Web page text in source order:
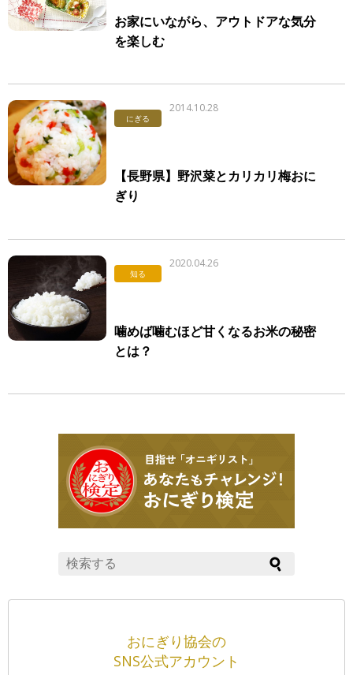
お家にいながら、アウトドアな気分
を楽しむ
にぎる
2014.10.28
【長野県】野沢菜とカリカリ梅おに
ぎり
知る
2020.04.26
噛めば噛むほど甘くなるお米の秘密
とは？
おにぎり協会の
SNS公式アカウント